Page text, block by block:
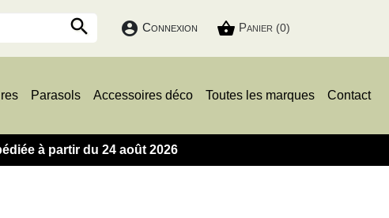
 account_circle Connexion shopping_basket Panier (0)
Parasols Accessoires déco Toutes les marques Contact
à partir du 24 août 2026